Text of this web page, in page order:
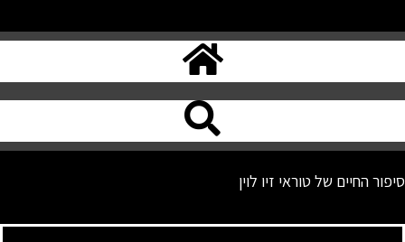
סיפור החיים של טוראי זיו לוין